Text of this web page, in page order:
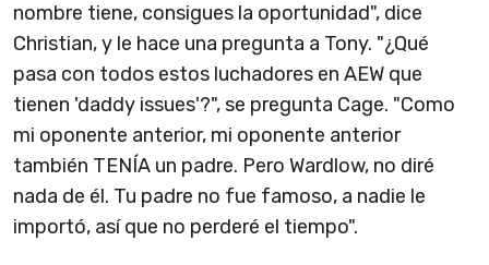
nombre tiene, consigues la oportunidad", dice
Christian, y le hace una pregunta a Tony. "¿Qué
pasa con todos estos luchadores en AEW que
tienen 'daddy issues'?", se pregunta Cage. "Como
mi oponente anterior, mi oponente anterior
también TENÍA un padre. Pero Wardlow, no diré
nada de él. Tu padre no fue famoso, a nadie le
importó, así que no perderé el tiempo".